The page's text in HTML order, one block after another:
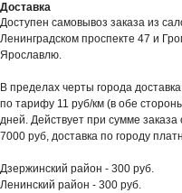
Доставка
Доступен самовывоз заказа из
Ленинградском проспекте 47 и
Ярославлю.
В пределах черты города
по тарифу 11 руб/км (в обе
дней. Действует при сумме
7000 руб, доставка по городу
Дзержинский район - 300 руб.
Ленинский район - 300 руб.